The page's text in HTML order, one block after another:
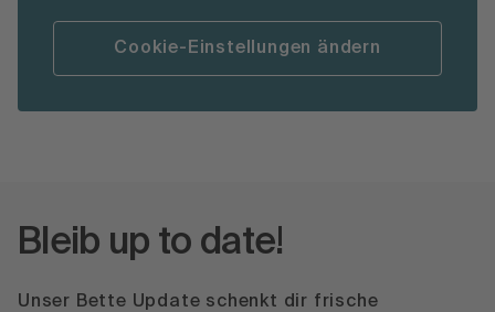
Cookie-Einstellungen ändern
Bleib up to date!
Unser Bette Update schenkt dir frische